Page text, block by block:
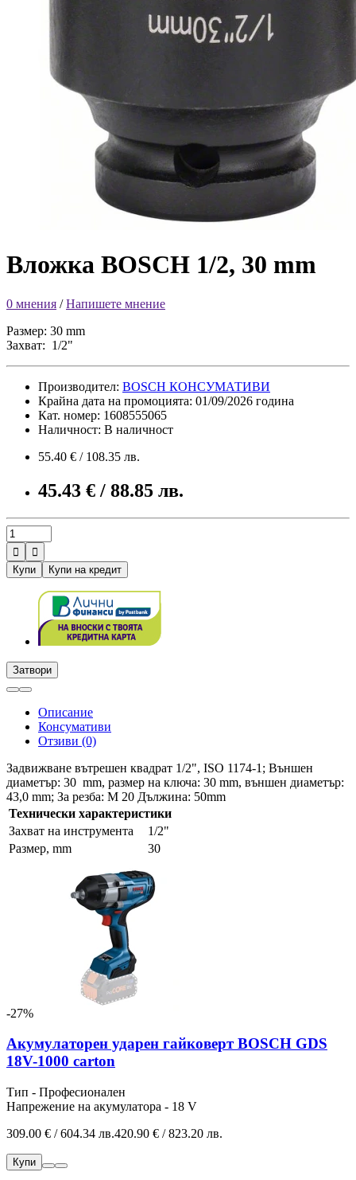
Вложка BOSCH 1/2, 30 mm
0 мнения /Напишете мнение
Размер: 30 mm
Захват: 1/2"
Производител: BOSCH КОНСУМАТИВИ
Крайна дата на промоцията: 01/09/2026 година
Кат. номер: 1608555065
Наличност: В наличност
55.40 € / 108.35 лв.
45.43 € / 88.85 лв.


Купи
Купи на кредит
Затвори
Описание
Консумативи
Отзиви (0)
Задвижване вътрешен квадрат 1/2", ISO 1174-1; Външен
диаметър: 30 mm, размер на ключa: 30 mm, външен диаметър:
43,0 mm; За резба: M 20 Дължина: 50mm
Технически характеристики
Захват на инструмента
1/2"
Размер, mm
30
-27%
Акумулаторен ударен гайковерт BOSCH GDS
18V-1000 carton
Тип - Професионален
Напрежение на акумулатора - 18 V
309.00 € / 604.34 лв.420.90 € / 823.20 лв.
Купи